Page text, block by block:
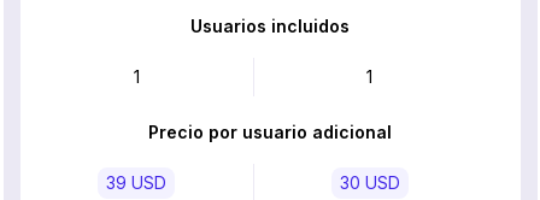
Usuarios incluidos
1 1
Precio por usuario adicional
39 USD 30 USD